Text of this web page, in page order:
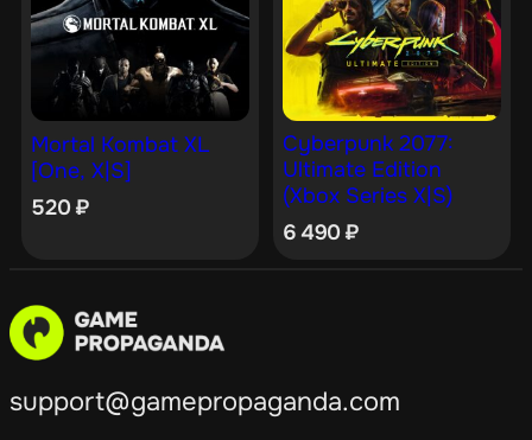
Mortal Kombat XL
[One, X|S]
520₽
Cyberpunk 2077:
Ultimate Edition
(Xbox Series X|S)
6 490₽
support@gamepropaganda.com